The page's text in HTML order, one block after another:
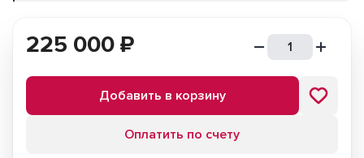
225 000 ₽
Добавить в корзину
Оплатить по счету